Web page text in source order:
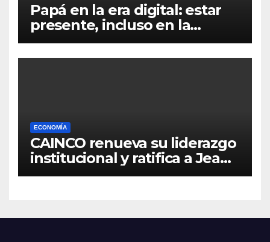
Papá en la era digital: estar
presente, incluso en la
distancia
ECONOMÍA
CAINCO renueva su liderazgo
institucional y ratifica a Jean
Pierre Antelo para una nueva